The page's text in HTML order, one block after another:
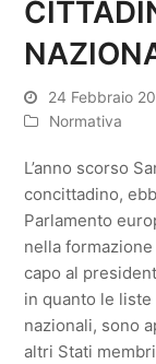
24 Febbraio
Normativa
L’anno scorso
concittadino,
Parlamento
nella
capo al
in quanto le
nazionali, sono
altri Stati